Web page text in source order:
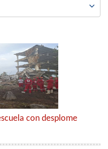

con desplome